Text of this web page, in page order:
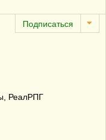
РеалРПГ